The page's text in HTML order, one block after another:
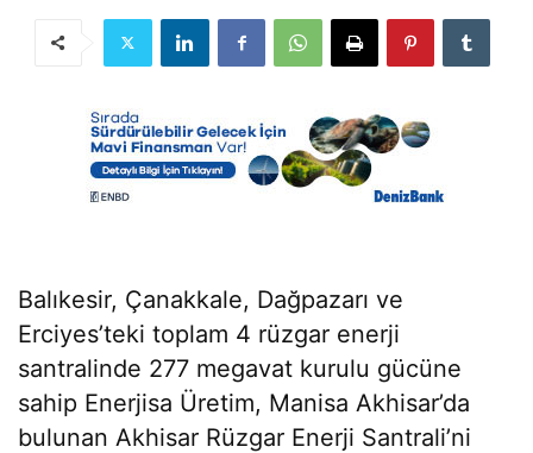
Balıkesir, Çanakkale, Dağpazarı ve
Erciyes’teki toplam 4 rüzgar enerji
santralinde 277 megavat kurulu gücüne
sahip Enerjisa Üretim, Manisa Akhisar’da
bulunan Akhisar Rüzgar Enerji Santrali’ni